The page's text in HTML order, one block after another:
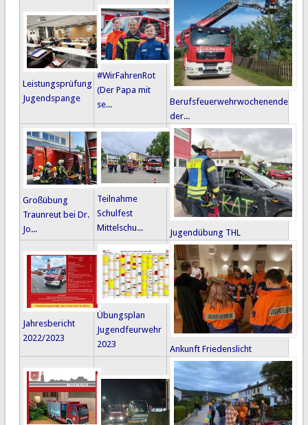
Leistungsprüfung
Jugendspange
#WirFahrenRot
(Der Papa mit
se...
Berufsfeuerwehrwochenende
der...
Großübung
Traunreut bei Dr.
Jo...
Teilnahme
Schulfest
Mittelschu...
Jugendübung THL
Jahresbericht
2022/2023
Übungsplan
Jugendfeurwehr
2023
Ankunft Friedenslicht